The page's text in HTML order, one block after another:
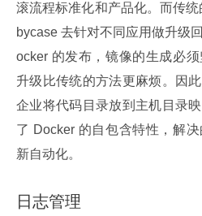
滚流程标准化和产品化。而传
bycase 去针对不同应用做升级
ocker 的发布，镜像的生成必
升级比传统的方法更麻烦。因
企业将代码目录放到主机目录
了 Docker 的自包含特性，解
新自动化。
日志管理